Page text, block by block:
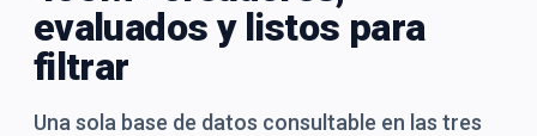
evaluados y listos para
filtrar
Una sola base de datos consultable en las tres